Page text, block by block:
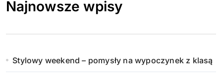
Najnowsze wpisy
Stylowy weekend – pomysły na wypoczynek z klasą